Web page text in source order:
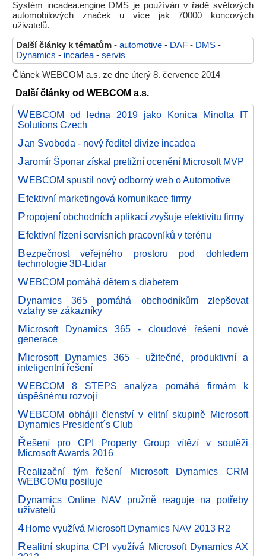
Systém incadea.engine DMS je používán v řadě světových
automobilových značek u více jak 70000 koncových
uživatelů.
Další články k tématům - automotive - DAF - DMS -
Dynamics - incadea- servis
Článek WEBCOM a.s. ze dne úterý 8. července 2014
Další články od WEBCOM a.s.
WEBCOM od ledna 2019 jako Konica Minolta IT
Solutions Czech
Jan Svoboda - nový ředitel divize incadea
Jaromír Šponar získal pretižní ocenění Microsoft MVP
WEBCOM spustil nový odborný web o Automotive
Efektivní marketingová komunikace firmy
Propojení obchodních aplikací zvyšuje efektivitu firmy
Efektivní řízení servisních pracovníků v terénu
Bezpečnost veřejného prostoru pod dohledem
technologie 3D-Lidar
WEBCOM pomáhá dětem s diabetem
Dynamics 365 pomáhá obchodníkům zlepšovat
vztahy se zákazníky
Microsoft Dynamics 365 - cloudové řešení nové
generace
Microsoft Dynamics 365 - užitečné, produktivní a
inteligentní řešení
WEBCOM 8 STEPS analýza pomáhá firmám k
úspěšnému rozvoji
WEBCOM obhájil členství v elitní skupině Microsoft
Dynamics President´s Club
Řešení pro CPI Property Group vítězí v soutěži
Microsoft Awards 2016
Realizační tým řešení Microsoft Dynamics CRM
WEBCOMu posiluje
Dynamics Online NAV pružně reaguje na potřeby
uživatelů
4 Home využívá Microsoft Dynamics NAV 2013 R2
Realitní skupina CPI využívá Microsoft Dynamics AX